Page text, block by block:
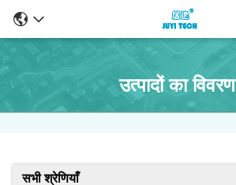
उत्पादों का विवरण
सभी श्रेणियाँ